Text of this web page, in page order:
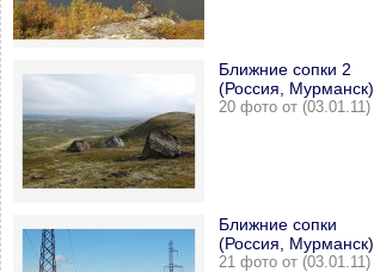
Ближние сопки 2
(Россия, Мурманск)
20 фото от (03.01.11)
Ближние сопки
(Россия, Мурманск)
21 фото от (03.01.11)